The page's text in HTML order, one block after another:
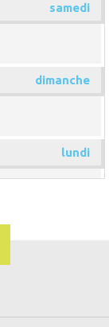
samedi
dimanche
lundi